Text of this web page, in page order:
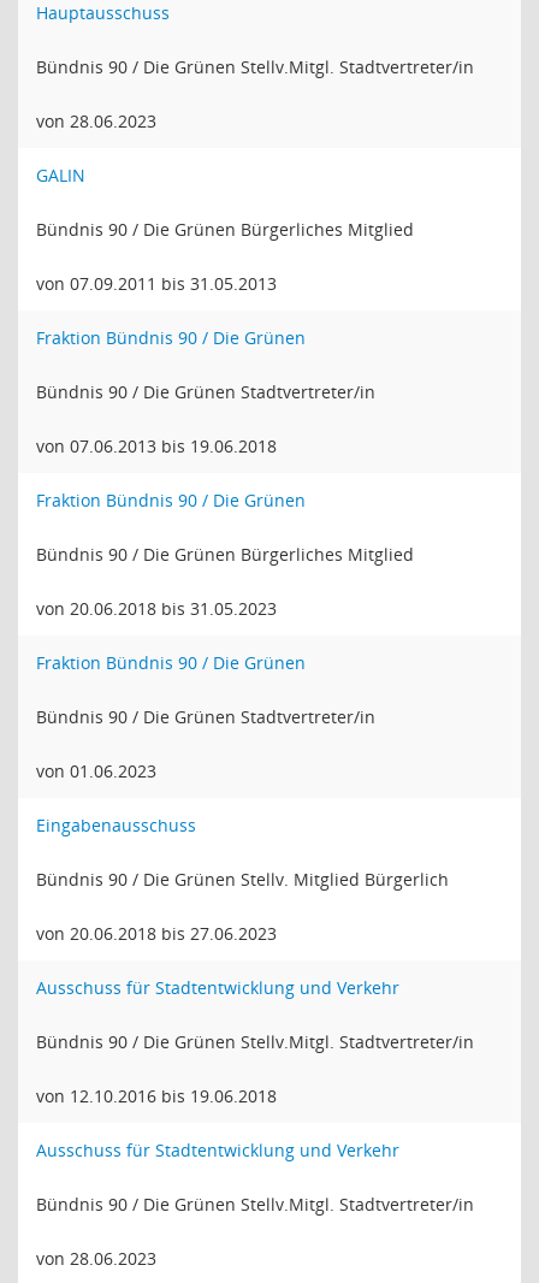
Hauptausschuss
Bündnis 90 / Die Grünen Stellv.Mitgl. Stadtvertreter/in
von 28.06.2023
GALIN
Bündnis 90 / Die Grünen Bürgerliches Mitglied
von 07.09.2011 bis 31.05.2013
Fraktion Bündnis 90 / Die Grünen
Bündnis 90 / Die Grünen Stadtvertreter/in
von 07.06.2013 bis 19.06.2018
Fraktion Bündnis 90 / Die Grünen
Bündnis 90 / Die Grünen Bürgerliches Mitglied
von 20.06.2018 bis 31.05.2023
Fraktion Bündnis 90 / Die Grünen
Bündnis 90 / Die Grünen Stadtvertreter/in
von 01.06.2023
Eingabenausschuss
Bündnis 90 / Die Grünen Stellv. Mitglied Bürgerlich
von 20.06.2018 bis 27.06.2023
Ausschuss für Stadtentwicklung und Verkehr
Bündnis 90 / Die Grünen Stellv.Mitgl. Stadtvertreter/in
von 12.10.2016 bis 19.06.2018
Ausschuss für Stadtentwicklung und Verkehr
Bündnis 90 / Die Grünen Stellv.Mitgl. Stadtvertreter/in
von 28.06.2023